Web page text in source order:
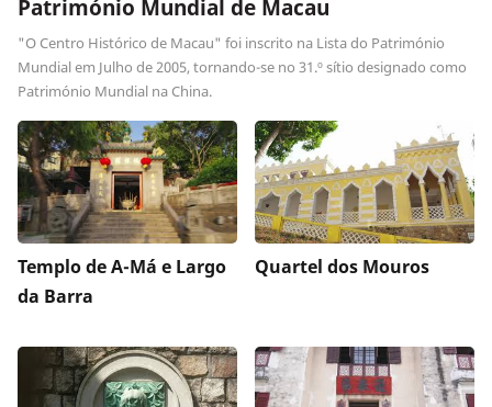
Património Mundial de Macau
"O Centro Histórico de Macau" foi inscrito na Lista do Património
Mundial em Julho de 2005, tornando-se no 31.º sítio designado como
Património Mundial na China.
Templo de A-Má e Largo
da Barra
Quartel dos Mouros